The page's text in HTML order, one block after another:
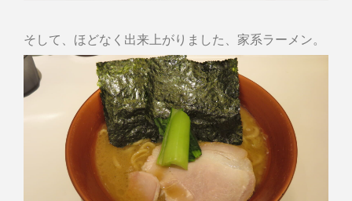
そして、ほどなく出来上がりました、家系ラーメン。